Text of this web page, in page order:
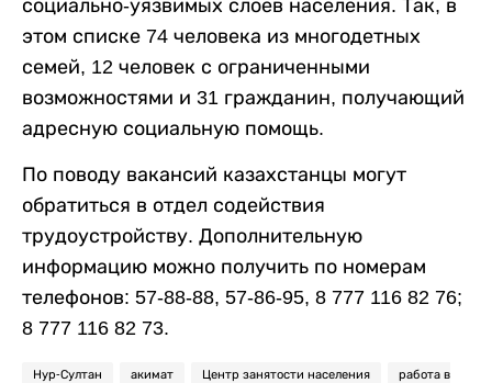
социально-уязвимых слоев населения. Так, в
этом списке 74 человека из многодетных
семей, 12 человек с ограниченными
возможностями и 31 гражданин, получающий
адресную социальную помощь.
По поводу вакансий казахстанцы могут
обратиться в отдел содействия
трудоустройству. Дополнительную
информацию можно получить по номерам
телефонов: 57-88-88, 57-86-95, 8 777 116 82 76;
8 777 116 82 73.
Нур-Султан акимат Центр занятости населения работа в